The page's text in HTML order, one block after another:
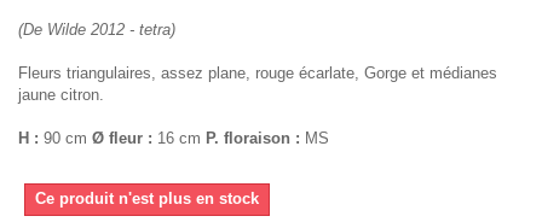
(De Wilde 2012 - tetra)
Fleurs triangulaires, assez plane, rouge écarlate, Gorge et médianes
jaune citron.
H : 90 cm Ø fleur : 16 cm P. floraison : MS
Ce produit n'est plus en stock